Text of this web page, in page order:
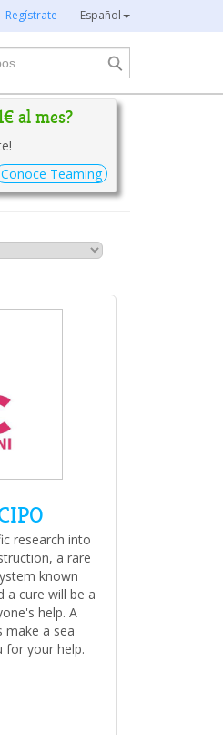
Regístrate Español
al mes?
Conoce Teaming
research into
a rare
known
a cure will be a
help. A
make a sea
for your help.